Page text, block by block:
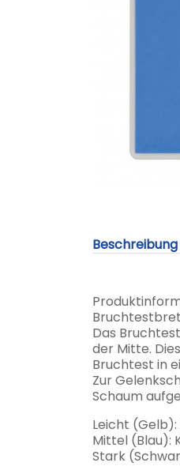
Beschreibung
Das
der Mitte.
Bruchtest in
Zur
Schaum
Leicht (Gelb):
Mittel (Blau):
Stark